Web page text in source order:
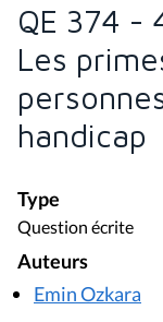
QE 374 -
Les
handicap
Type
Question écrite
Auteurs
Emin Ozkara